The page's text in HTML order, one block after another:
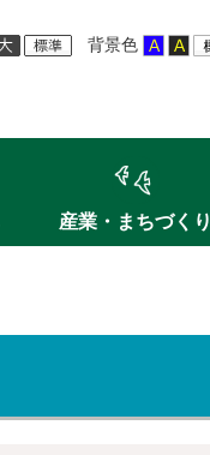
背景色
産業・まちづくり